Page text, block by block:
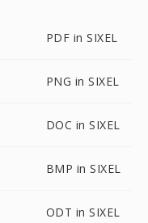
PDF in SIXEL
PNG in SIXEL
DOC in SIXEL
BMP in SIXEL
ODT in SIXEL